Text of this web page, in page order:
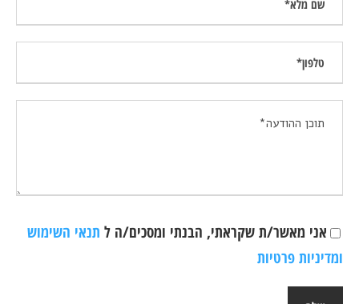
אני מאשר/ת שקראתי, הבנתי ומסכים/ה ל תנאי השימוש
ומדיניות פרטיות